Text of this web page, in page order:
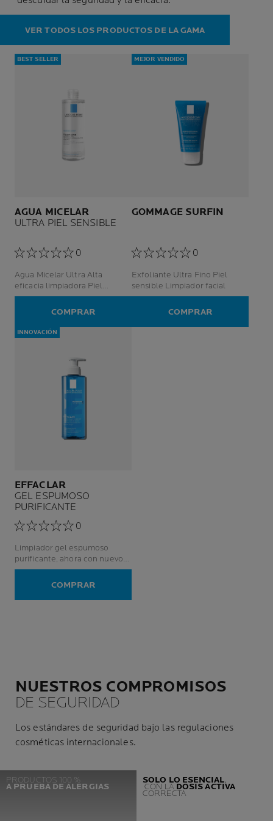
VER TODOS LOS PRODUCTOS DE LA GAMA
BEST SELLER
AGUA MICELAR
ULTRA PIEL SENSIBLE
0
Agua Micelar Ultra Alta
eficacia limpiadora Piel
sensible
COMPRAR
MEJOR VENDIDO
GOMMAGE SURFIN
0
Exfoliante Ultra Fino Piel
sensible Limpiador facial
COMPRAR
INNOVACIÓN
EFFACLAR
GEL ESPUMOSO
PURIFICANTE
0
Limpiador gel espumoso
purificante, ahora con nuevo
ingrediente activo
Phylobioma, potenciado por la
Equilibra el pH de la piel.
COMPRAR
NUESTROS COMPROMISOS
DE SEGURIDAD
Los estándares de seguridad bajo las regulaciones
cosméticas internacionales.
PRODUCTOS 100 %
A PRUEBA DE ALERGIAS
SOLO LO ESENCIAL,
CON LA DOSIS ACTIVA
CORRECTA